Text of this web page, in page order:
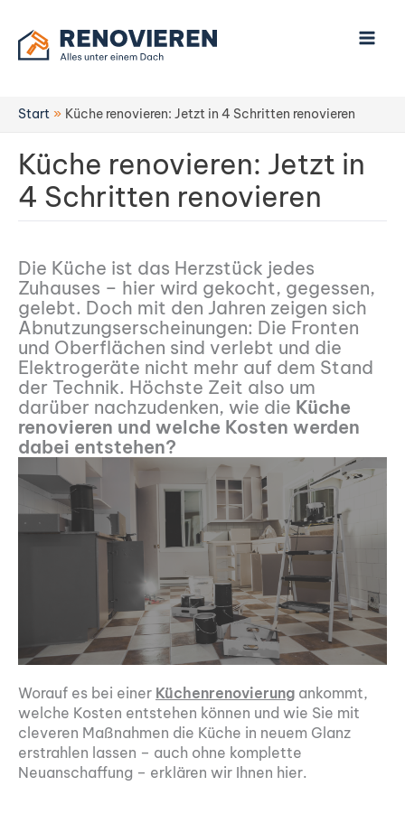
Inhalt
springen
Start Küche renovieren: Jetzt in 4 Schritten renovieren
Küche renovieren: Jetzt in
4 Schritten renovieren
Die Küche ist das Herzstück jedes
Zuhauses – hier wird gekocht, gegessen,
gelebt. Doch mit den Jahren zeigen sich
Abnutzungserscheinungen: Die Fronten
und Oberflächen sind verlebt und die
Elektrogeräte nicht mehr auf dem Stand
der Technik. Höchste Zeit also um
darüber nachzudenken, wie die Küche
renovieren und welche Kosten werden
dabei entstehen?
Worauf es bei einer Küchenrenovierung ankommt,
welche Kosten entstehen können und wie Sie mit
cleveren Maßnahmen die Küche in neuem Glanz
erstrahlen lassen – auch ohne komplette
Neuanschaffung – erklären wir Ihnen hier.